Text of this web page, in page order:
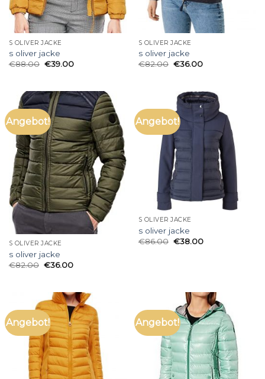
S OLIVER JACKE
s oliver jacke
€88.00 €39.00
S OLIVER JACKE
s oliver jacke
€82.00 €36.00
Angebot!
S OLIVER JACKE
s oliver jacke
€82.00 €36.00
Angebot!
S OLIVER JACKE
s oliver jacke
€86.00 €38.00
Angebot! Angebot!